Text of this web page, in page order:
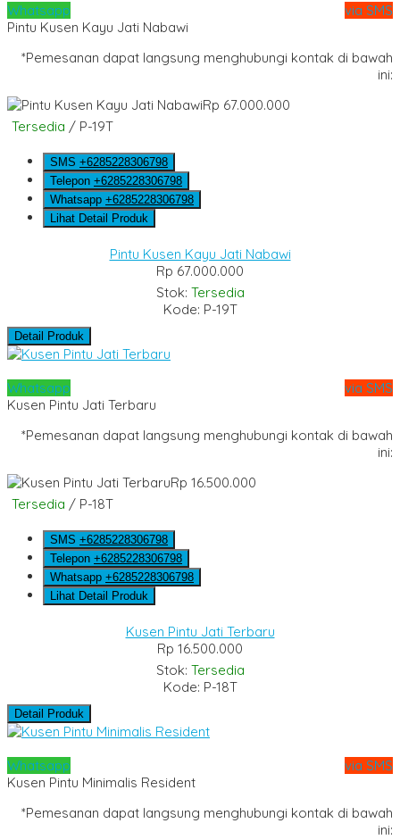
Whatsapp
via SMS
Pintu Kusen Kayu Jati Nabawi
*Pemesanan dapat langsung menghubungi kontak di bawah
ini:
Rp 67.000.000
Tersedia / P-19T
SMS +6285228306798
Telepon +6285228306798
Whatsapp +6285228306798
Lihat Detail Produk
Pintu Kusen Kayu Jati Nabawi
Rp 67.000.000
Stok: Tersedia
Kode: P-19T
Detail Produk
Whatsapp
via SMS
Kusen Pintu Jati Terbaru
*Pemesanan dapat langsung menghubungi kontak di bawah
ini:
Rp 16.500.000
Tersedia / P-18T
SMS +6285228306798
Telepon +6285228306798
Whatsapp +6285228306798
Lihat Detail Produk
Kusen Pintu Jati Terbaru
Rp 16.500.000
Stok: Tersedia
Kode: P-18T
Detail Produk
Whatsapp
via SMS
Kusen Pintu Minimalis Resident
*Pemesanan dapat langsung menghubungi kontak di bawah
ini: